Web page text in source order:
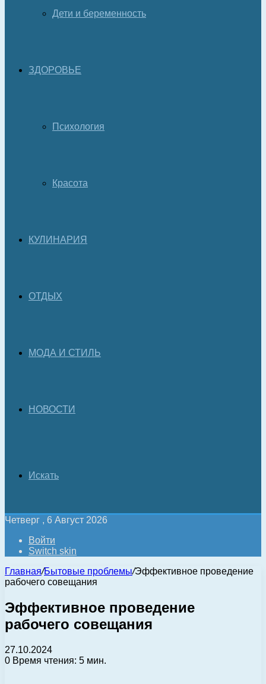
Дети и беременность
ЗДОРОВЬЕ
Психология
Красота
КУЛИНАРИЯ
ОТДЫХ
МОДА И СТИЛЬ
НОВОСТИ
Искать
Четверг , 6 Август 2026
Войти
Switch skin
Главная/Бытовые проблемы/Эффективное проведение
рабочего совещания
Эффективное проведение
рабочего совещания
27.10.2024
0 Время чтения: 5 мин.